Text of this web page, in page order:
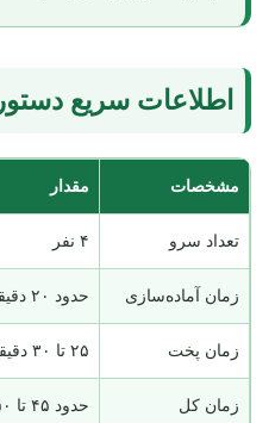
اطلاعات سریع دستور
مشخصات مقدار
تعداد سرو ۴ نفر
زمان آماده‌سازی حدود ۲۰ دقیقه
زمان پخت ۲۵ تا ۳۰ دقیقه
زمان کل حدود ۴۵ تا ۵۰ دقیقه